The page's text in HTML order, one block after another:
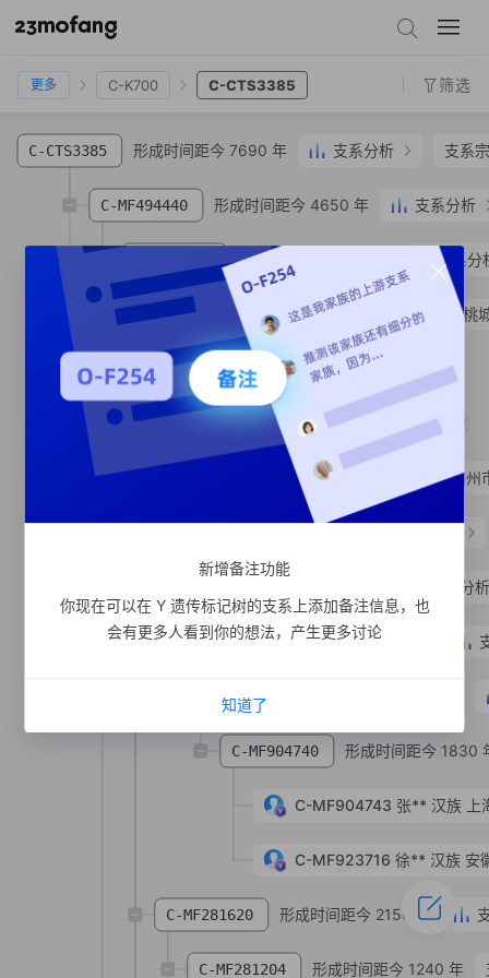
C-M217
更多 C-K700 C-CTS3385 筛选
C-CTS3385 形成时间距今 7690 年 支系分析 支系
C-MF494440 形成时间距今 4650 年 支系分析
形成时间距今 2540 年 支系分
C-MF494427 形成时间距今 780 年
支系分
C-MV22664王**汉族 河北省 衡水市 桃
C-MF494473 形成时间距今 760 年 SNP
C-MF904732 形成时间距今 2930 年
C-MF281620 形成时间距今 2150 年
C-MF494414常** 山西省 朔州
C-MF904764
C-MF281204 形成时间距今 1240 年
C-MF904740 形成时间距今 1830
C-MF904743 张** 汉族
C-MF923716 徐** 汉族 安
新增备注功能
你现在可以在 Y 遗传标记树的支系上添加备注信息，也
会有更多人看到你的想法，产生更多讨论
知道了